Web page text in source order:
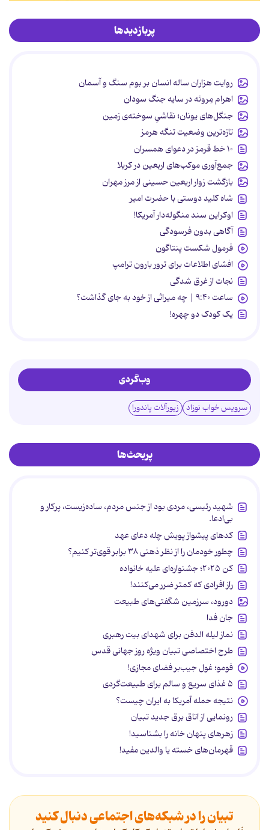
پربازدیدها
روایت هزاران ساله انسان بر بوم سنگ و آسمان
اهرام مِروئه در سایه جنگ سودان
جنگل‌های یونان؛ نقاشیِ سوخته‌ی زمین
تازه‌ترین وضعیت تنگه هرمز
۱۰ خط قرمز در دعوای همسران
جمع‌آوری موکب‌های اربعین در کربلا
بازگشت زوار اربعین حسینی از مرز مهران
شاه کلید دوستی با حضرت امیر
اوکراین سند منگوله‌دار آمریکا!
آگاهی بدون فرسودگی
فرمول شکست پنتاگون
افشای اطلاعات برای ترور بارون ترامپ
نجات از غرق شدگی
ساعت ۹:۴۰ | چه میراثی از خود به جای گذاشت؟
یک کودک دو چهره!
وب‌گردی
سرویس خواب نوزاد زیورآلات پاندورا
پربحث‌ها
شهید رئیسی، مردی بود از جنس مردم، ساده‌زیست، پرکار و
بی‌ادعا.
کدهای پیشواز پویش چله دعای عهد
چطور خودمان را از نظر ذهنی ۳۸ برابر قوی‌تر کنیم؟
کن ۲۰۲۵؛ جشنواره‌ای علیه خانواده
راز افرادی که کمتر ضرر می‌کنند!
دورود، سرزمین شگفتی‌های طبیعت
جان فدا
نماز لیله الدفن برای شهدای بیت رهبری
طرح اختصاصی تبیان ویژه روز جهانی قدس
فومو؛ غول جیب‌بر فضای مجازی!
۵ غذای سریع و سالم برای طبیعت‌گردی
نتیجه حمله آمریکا به ایران چیست؟
رونمایی از اتاق برق جدید تبیان
زهرهای پنهان خانه را بشناسید!
قهرمان‌های خسته یا والدین مفید!
تبیان را در شبکه‌های اجتماعی دنبال کنید